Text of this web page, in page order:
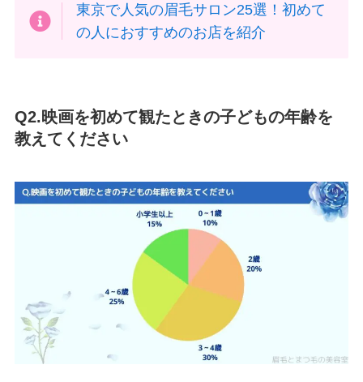
東京で人気の眉毛サロン25選！初めて
の人におすすめのお店を紹介
Q2.映画を初めて観たときの子どもの年齢を
教えてください